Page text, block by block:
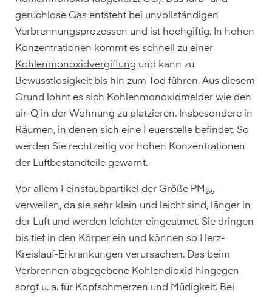
geruchlose Gas entsteht bei unvollständigen
Verbrennungsprozessen und ist hochgiftig. In hohen
Konzentrationen kommt es schnell zu einer
Kohlenmonoxidvergiftung und kann zu
Bewusstlosigkeit bis hin zum Tod führen. Aus diesem
Grund lohnt es sich Kohlenmonoxidmelder wie den
air-Q in der Wohnung zu platzieren. Insbesondere in
Räumen, in denen sich eine Feuerstelle befindet. So
werden Sie rechtzeitig vor hohen Konzentrationen
der Luftbestandteile gewarnt.
Vor allem Feinstaubpartikel der Größe PM₂,₅
verweilen, da sie sehr klein und leicht sind, länger in
der Luft und werden leichter eingeatmet. Sie dringen
bis tief in den Körper ein und können so Herz-
Kreislauf-Erkrankungen verursachen. Das beim
Verbrennen abgegebene Kohlendioxid hingegen
sorgt u. a. für Kopfschmerzen und Müdigkeit. Bei